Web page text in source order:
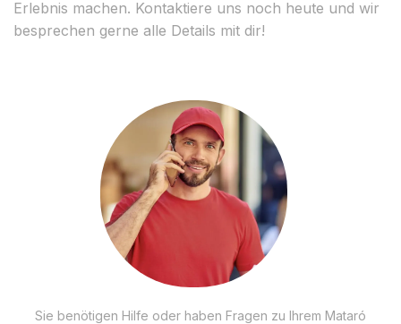
Erlebnis machen. Kontaktiere uns noch heute und wir
besprechen gerne alle Details mit dir!
Sie benötigen Hilfe oder haben Fragen zu Ihrem Mataró